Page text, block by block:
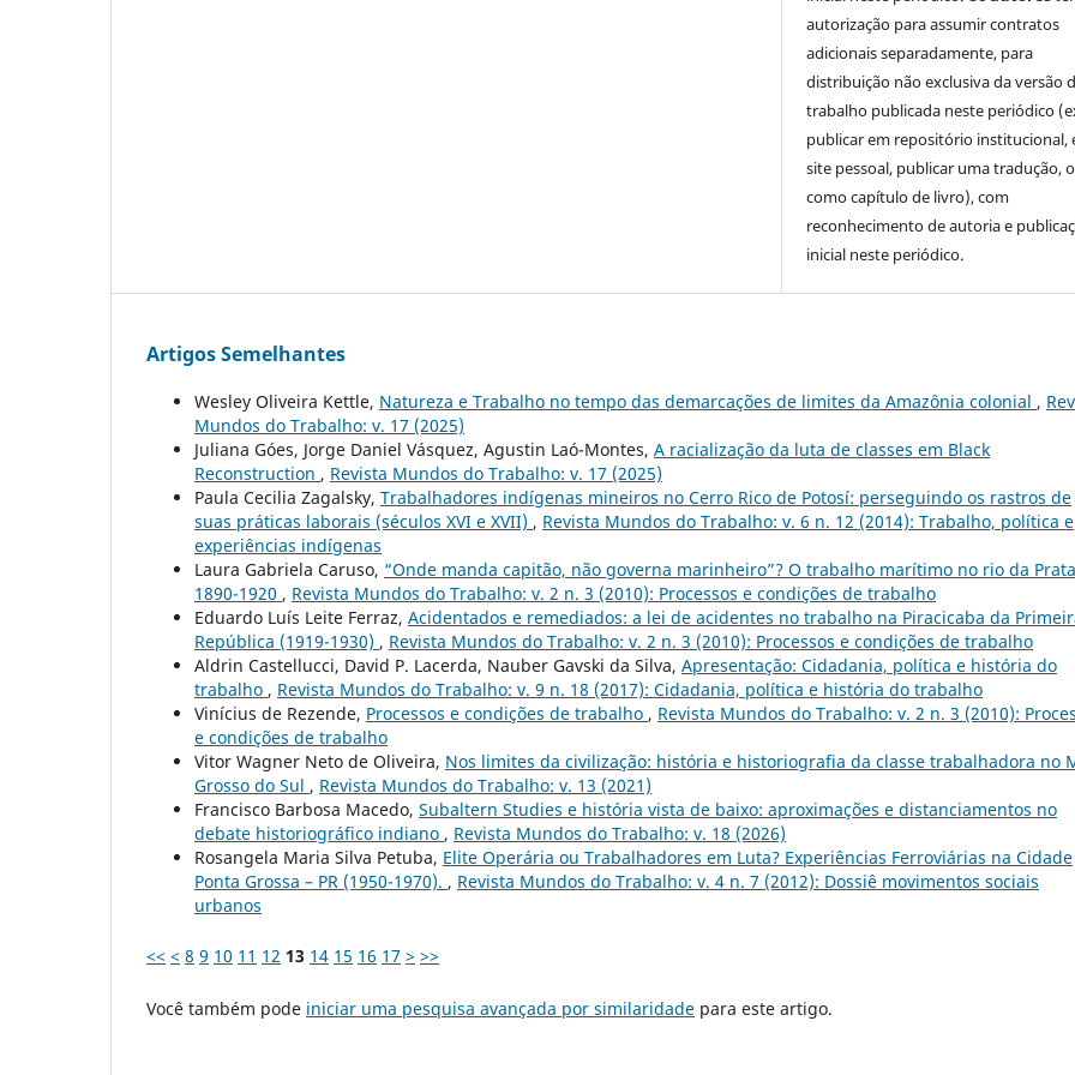
autorização para assumir contratos
adicionais separadamente, para
distribuição não exclusiva da versão
trabalho publicada neste periódico
publicar em repositório institucional,
site pessoal, publicar uma tradução,
como capítulo de livro), com
reconhecimento de autoria e
inicial neste periódico.
Artigos Semelhantes
Wesley Oliveira Kettle, Natureza e Trabalho no tempo das demarcações de limites da Amazônia colonial ,
Mundos do Trabalho: v. 17 (2025)
Juliana Góes, Jorge Daniel Vásquez, Agustin Laó-Montes, A racialização da luta de classes em Black
Reconstruction , Revista Mundos do Trabalho: v. 17 (2025)
Paula Cecilia Zagalsky, Trabalhadores indígenas mineiros no Cerro Rico de Potosí: perseguindo os rastros de
suas práticas laborais (séculos XVI e XVII) , Revista Mundos do Trabalho: v. 6 n. 12 (2014): Trabalho, política e
experiências indígenas
Laura Gabriela Caruso, “Onde manda capitão, não governa marinheiro”? O trabalho marítimo no rio da
1890-1920 , Revista Mundos do Trabalho: v. 2 n. 3 (2010): Processos e condições de trabalho
Eduardo Luís Leite Ferraz, Acidentados e remediados: a lei de acidentes no trabalho na Piracicaba da
República (1919-1930) , Revista Mundos do Trabalho: v. 2 n. 3 (2010): Processos e condições de trabalho
Aldrin Castellucci, David P. Lacerda, Nauber Gavski da Silva, Apresentação: Cidadania, política e história do
trabalho , Revista Mundos do Trabalho: v. 9 n. 18 (2017): Cidadania, política e história do trabalho
Vinícius de Rezende, Processos e condições de trabalho , Revista Mundos do Trabalho: v. 2 n. 3 (2010):
e condições de trabalho
Vitor Wagner Neto de Oliveira, Nos limites da civilização: história e historiografia da classe trabalhadora no
Grosso do Sul , Revista Mundos do Trabalho: v. 13 (2021)
Francisco Barbosa Macedo, Subaltern Studies e história vista de baixo: aproximações e distanciamentos no
debate historiográfico indiano , Revista Mundos do Trabalho: v. 18 (2026)
Rosangela Maria Silva Petuba, Elite Operária ou Trabalhadores em Luta? Experiências Ferroviárias na Cidade
Ponta Grossa – PR (1950-1970). , Revista Mundos do Trabalho: v. 4 n. 7 (2012): Dossiê movimentos sociais
urbanos
<< < 8 9 10 11 12 13 14 15 16 17 > >>
Você também pode iniciar uma pesquisa avançada por similaridade para este artigo.